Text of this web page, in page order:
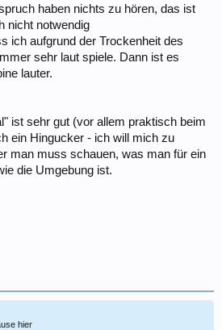
haben nichts zu hören, das ist
nicht notwendig
ich aufgrund der Trockenheit des
sehr laut spiele. Dann ist es
lauter.
ist sehr gut (vor allem praktisch beim
ein Hingucker - ich will mich zu
man muss schauen, was man für ein
die Umgebung ist.
hier